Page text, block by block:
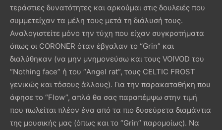
τεράστιες δυνατότητες και αρκούμαι στις δουλειές που
συμμετείχαν τα μέλη τους μετά τη διάλυσή τους.
Αναλογιστείτε μόνο την τύχη που είχαν συγκροτήματα
όπως οι CORONER όταν έβγαλαν το “Grin” και
διαλύθηκαν (να μην μνημονεύσω και τους VOIVOD του
“Nothing face” ή του “Angel rat”, τους CELTIC FROST
γενικώς και τόσους άλλους). Για την παρακαταθήκη που
άφησε το “Flow”, απλά θα σας παραπέμψω στην τιμή
που πωλείται πλέον ένα από τα πιο δυσεύρετα διαμάντια
της μουσικής μας (όπως και το “Grin” παρομοίως). Να